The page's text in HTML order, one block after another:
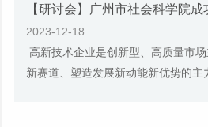
2023-12-18
高新技术企业是创新型、高质量市
新赛道、塑造发展新动能新优势的主